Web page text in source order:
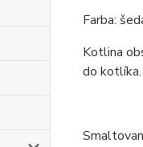
Farba:
Kotlina
do